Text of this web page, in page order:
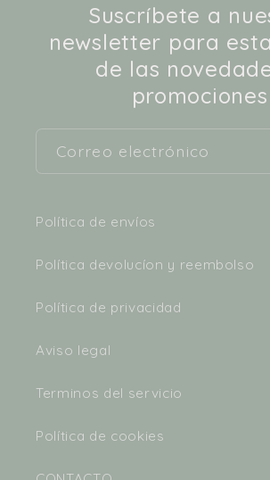
Suscríbete a
newsletter para
de las
promociones
Correo electrónico
Política de envíos
Política devolucíon y reembolso
Política de privacidad
Aviso legal
Terminos del servicio
Política de cookies